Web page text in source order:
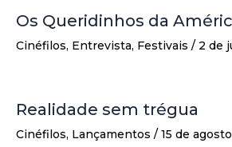
Os Queridinhos da
Cinéfilos, Entrevista, Festivais / 2 de
Realidade sem trégua
Cinéfilos, Lançamentos / 15 de